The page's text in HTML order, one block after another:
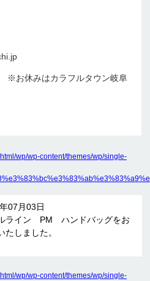
※お休みはカラフルタウン岐阜
wp/wp-content/themes/wp/single-
07月03日
ライン PM ハンドバッグをお
たしました。
wp/wp-content/themes/wp/single-